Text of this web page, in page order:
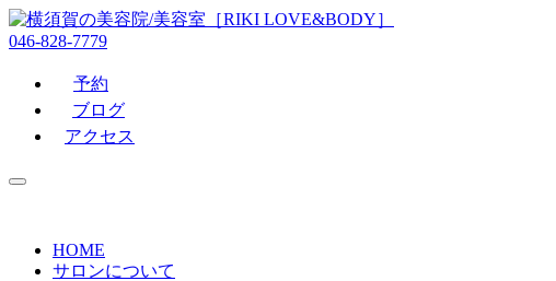
046-828-7779
予約
ブログ
アクセス
HOME
サロンについて